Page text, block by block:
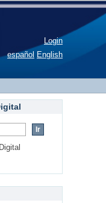
Login
español English